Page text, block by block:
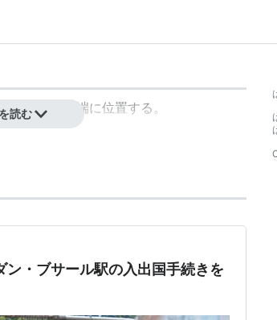
大陸の東南端に位置する。
読む
ン・ブサール駅の入出国手続きを